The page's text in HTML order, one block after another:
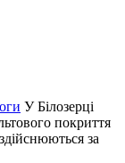
У Білозерці
покриття
за